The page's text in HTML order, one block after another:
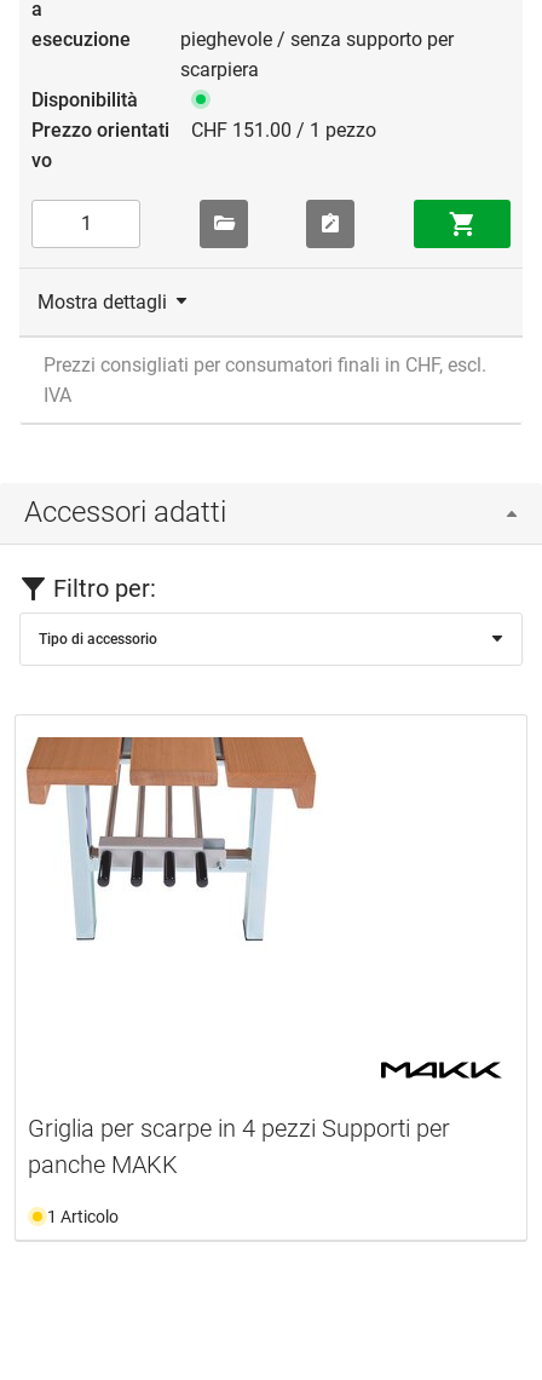
pieghevole / senza supporto per
scarpiera
CHF 151.00 / 1 pezzo
Mostra dettagli
Prezzi consigliati per consumatori finali in CHF, escl.
IVA
Accessori adatti
Filtro per:
Tipo di accessorio
Griglia per scarpe in 4 pezzi Supporti per
panche MAKK
1 Articolo